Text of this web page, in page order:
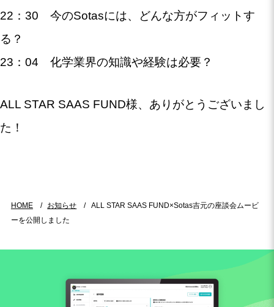
22：30 今のSotasには、どんな方がフィットす
る？
23：04 化学業界の知識や経験は必要？
ALL STAR SAAS FUND様、ありがとうございまし
た！
HOME お知らせ
ALL STAR SAAS FUND×Sotas吉元の座談会ムービ
ーを公開しました